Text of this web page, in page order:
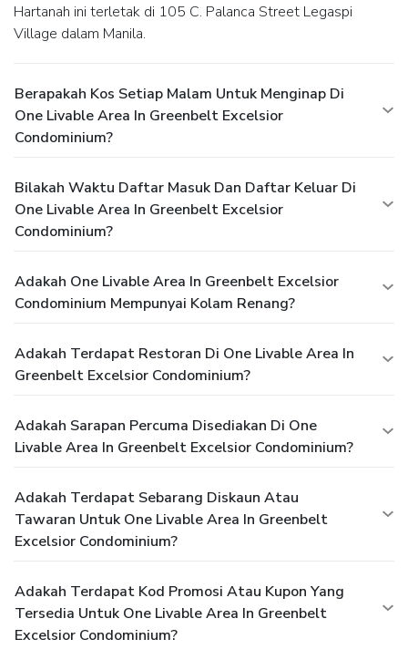
Hartanah ini terletak di 105 C. Palanca Street Legaspi
Village dalam Manila.
Berapakah Kos Setiap Malam Untuk Menginap Di
One Livable Area In Greenbelt Excelsior
Condominium?
Bilakah Waktu Daftar Masuk Dan Daftar Keluar Di
One Livable Area In Greenbelt Excelsior
Condominium?
Adakah One Livable Area In Greenbelt Excelsior
Condominium Mempunyai Kolam Renang?
Adakah Terdapat Restoran Di One Livable Area In
Greenbelt Excelsior Condominium?
Adakah Sarapan Percuma Disediakan Di One
Livable Area In Greenbelt Excelsior Condominium?
Adakah Terdapat Sebarang Diskaun Atau
Tawaran Untuk One Livable Area In Greenbelt
Excelsior Condominium?
Adakah Terdapat Kod Promosi Atau Kupon Yang
Tersedia Untuk One Livable Area In Greenbelt
Excelsior Condominium?